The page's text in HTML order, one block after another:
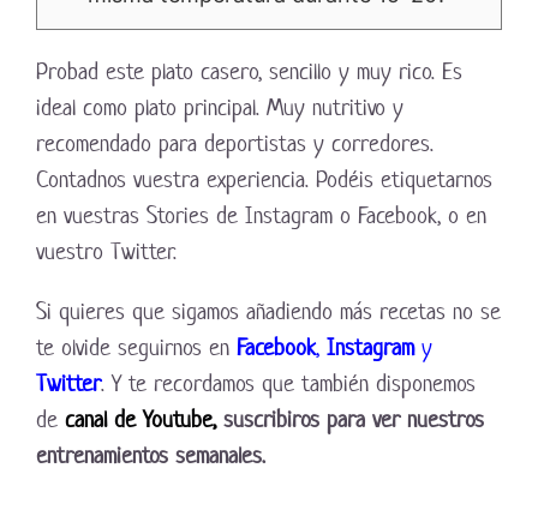
Probad este plato casero, sencillo y muy rico. Es
ideal como plato principal. Muy nutritivo y
recomendado para deportistas y corredores.
Contadnos vuestra experiencia. Podéis etiquetarnos
en vuestras Stories de Instagram o Facebook, o en
vuestro Twitter.
Si quieres que sigamos añadiendo más recetas no se
te olvide seguirnos en Facebook, Instagramy
Twitter. Y te recordamos que también disponemos
de canal de Youtube, suscribiros para ver nuestros
entrenamientos semanales.